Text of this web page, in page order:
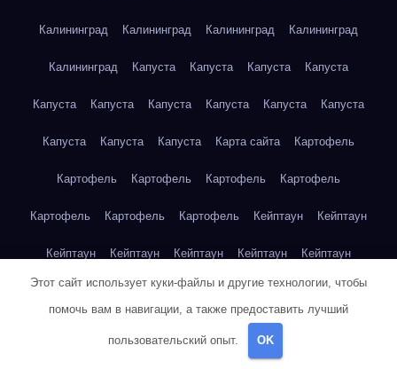
Калининград Калининград Калининград Калининград
Калининград Капуста Капуста Капуста Капуста
Капуста Капуста Капуста Капуста Капуста Капуста
Капуста Капуста Капуста Карта сайта Картофель
Картофель Картофель Картофель Картофель
Картофель Картофель Картофель Кейптаун Кейптаун
Кейптаун Кейптаун Кейптаун Кейптаун Кейптаун
Кейптаун Кейптаун Кейптаун Кейптаун Кейптаун
Кейптаун
Этот сайт использует куки-файлы и другие технологии, чтобы
помочь вам в навигации, а также предоставить лучший
пользовательский опыт. OK